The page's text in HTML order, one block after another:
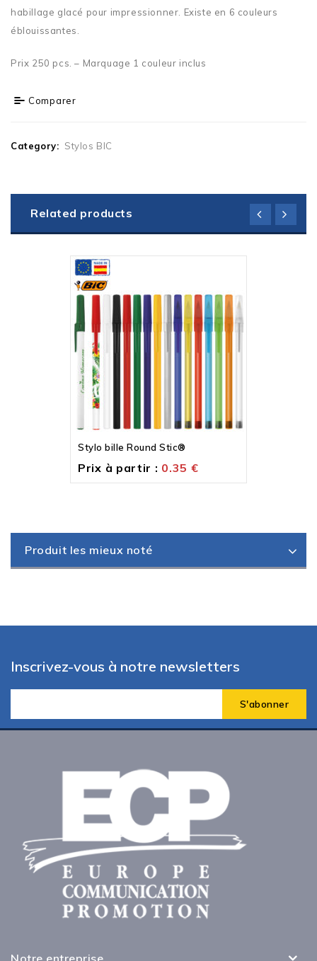
habillage glacé pour impressionner. Existe en 6 couleurs
éblouissantes.
Prix 250 pcs. – Marquage 1 couleur inclus
Comparer
Category: Stylos BIC
Related products
Stylo bille Round Stic®
Prix à partir : 0.35 €
Produit les mieux noté
Inscrivez-vous à notre newsletters
Notre entreprise